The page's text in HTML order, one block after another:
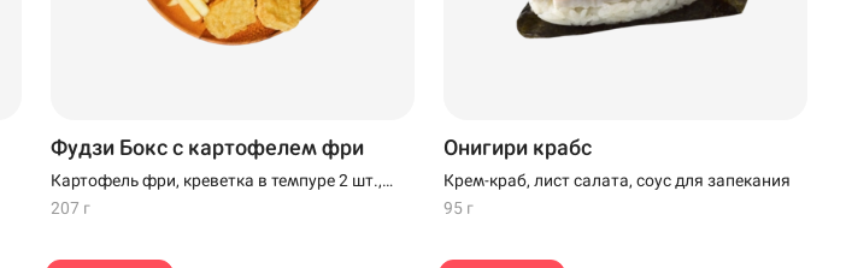
Фудзи Бокс с картофелем фри
Картофель фри, креветка в темпуре 2 шт.,
наггетсы, салат Айсберг, соус Унаги, кунжут
207 г
Онигири крабс
Крем-краб, лист салата, соус для запекания
95 г